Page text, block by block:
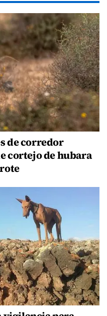
de corredor
cortejo de hubara